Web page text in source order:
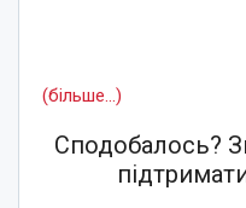
(більше…)
Сподобалось?